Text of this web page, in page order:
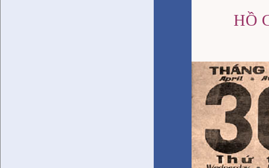
HỒ